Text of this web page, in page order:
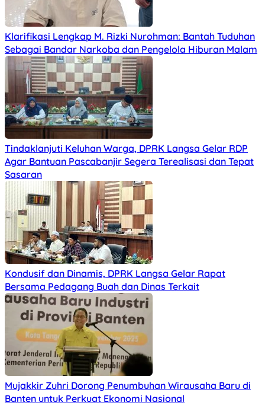
Klarifikasi Lengkap M. Rizki Nurohman: Bantah Tuduhan
Sebagai Bandar Narkoba dan Pengelola Hiburan Malam
Tindaklanjuti Keluhan Warga, DPRK Langsa Gelar RDP
Agar Bantuan Pascabanjir Segera Terealisasi dan Tepat
Sasaran
Kondusif dan Dinamis, DPRK Langsa Gelar Rapat
Bersama Pedagang Buah dan Dinas Terkait
Mujakkir Zuhri Dorong Penumbuhan Wirausaha Baru di
Banten untuk Perkuat Ekonomi Nasional